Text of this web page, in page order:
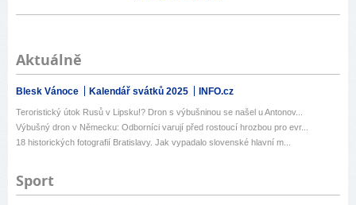
Aktuálně
Blesk Vánoce Kalendář svátků 2025 INFO.cz
Teroristický útok Rusů v Lipsku!? Dron s výbušninou se našel u Antonov...
Výbušný dron v Německu: Odborníci varují před rostoucí hrozbou pro evr...
18 historických fotografií Bratislavy. Jak vypadalo slovenské hlavní m...
Sport